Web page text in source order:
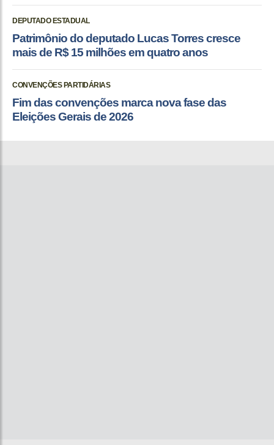
DEPUTADO ESTADUAL
Patrimônio do deputado Lucas Torres cresce
mais de R$ 15 milhões em quatro anos
CONVENÇÕES PARTIDÁRIAS
Fim das convenções marca nova fase das
Eleições Gerais de 2026